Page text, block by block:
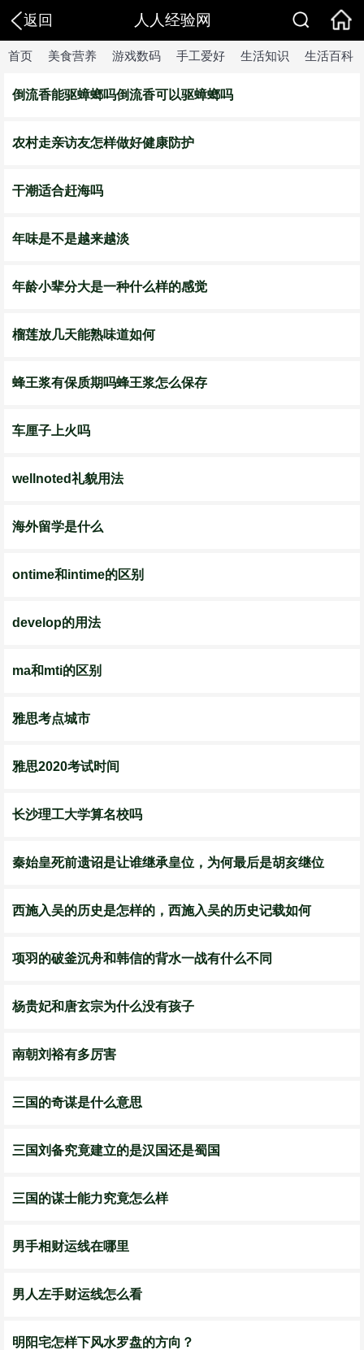
返回 人人经验网
首页 美食营养 游戏数码 手工爱好 生活知识 生活百科
倒流香能驱蟑螂吗倒流香可以驱蟑螂吗
农村走亲访友怎样做好健康防护
干潮适合赶海吗
年味是不是越来越淡
年龄小辈分大是一种什么样的感觉
榴莲放几天能熟味道如何
蜂王浆有保质期吗蜂王浆怎么保存
车厘子上火吗
wellnoted礼貌用法
海外留学是什么
ontime和intime的区别
develop的用法
ma和mti的区别
雅思考点城市
雅思2020考试时间
长沙理工大学算名校吗
秦始皇死前遗诏是让谁继承皇位，为何最后是胡亥继位
西施入吴的历史是怎样的，西施入吴的历史记载如何
项羽的破釜沉舟和韩信的背水一战有什么不同
杨贵妃和唐玄宗为什么没有孩子
南朝刘裕有多厉害
三国的奇谋是什么意思
三国刘备究竟建立的是汉国还是蜀国
三国的谋士能力究竟怎么样
男手相财运线在哪里
男人左手财运线怎么看
明阳宅怎样下风水罗盘的方向？